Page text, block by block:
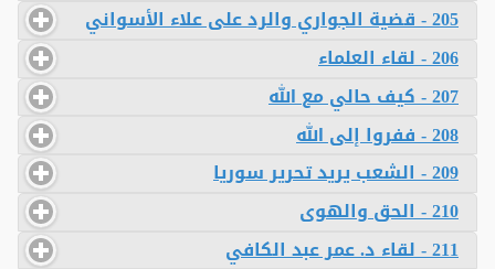
205 - قضية الجواري والرد على علاء الأسواني
206 - لقاء العلماء
207 - كيف حالي مع الله
208 - ففروا إلى الله
209 - الشعب يريد تحرير سوريا
210 - الحق والهوى
211 - لقاء د. عمر عبد الكافي